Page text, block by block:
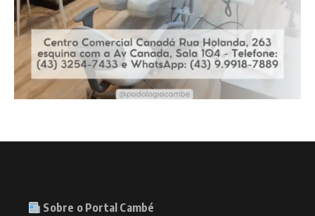
Sobre o Portal Cambé